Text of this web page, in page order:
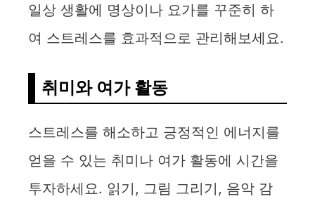
일상 생활에 명상이나 요가를 꾸준히 하
여 스트레스를 효과적으로 관리해보세요.
취미와 여가 활동
스트레스를 해소하고 긍정적인 에너지를
얻을 수 있는 취미나 여가 활동에 시간을
투자하세요. 읽기, 그림 그리기, 음악 감